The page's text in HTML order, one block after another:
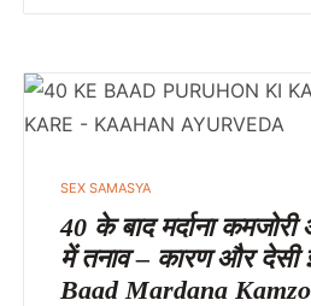
POSTED
SEX SAMASYA
40 के बाद मर्दाना
में तनाव – कारण और देसी
Baad Mardana